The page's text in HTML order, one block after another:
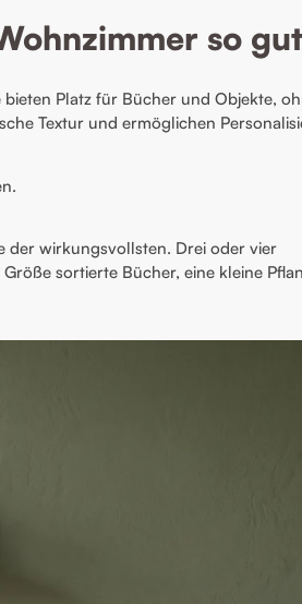
so gut
Platz für Bücher und Objekte,
Textur und ermöglichen
der wirkungsvollsten. Drei oder vier
sortierte Bücher, eine kleine